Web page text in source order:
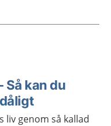
Så kan du
liv genom så kallad